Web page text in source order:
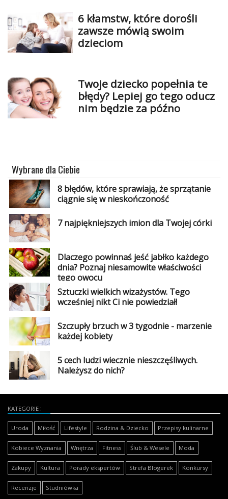
6 kłamstw, które dorośli
zawsze mówią swoim
dzieciom
Twoje dziecko popełnia te
błędy? Lepiej go tego oducz
nim będzie za późno
Wybrane dla Ciebie
8 błędów, które sprawiają, że sprzątanie
ciągnie się w nieskończoność
7 najpiękniejszych imion dla Twojej córki
Dlaczego powinnaś jeść jabłko każdego
dnia? Poznaj niesamowite właściwości
tego owocu
Sztuczki wielkich wizażystów. Tego
wcześniej nikt Ci nie powiedział!
Szczupły brzuch w 3 tygodnie - marzenie
każdej kobiety
5 cech ludzi wiecznie nieszczęśliwych.
Należysz do nich?
KATEGORIE
Uroda Miłość Lifestyle Rodzina & Dziecko Przepisy kulinarne
Kobiece Wyznania Wnętrza Fitness Ślub & Wesele Moda
Zakupy Kultura Porady ekspertów Strefa Blogerek Konkursy
Recenzje Studniówka